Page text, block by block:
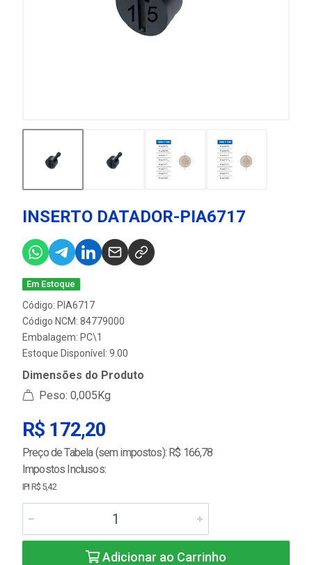
INSERTO DATADOR-PIA6717
Em Estoque
Código: PIA6717
Código NCM: 84779000
Embalagem: PC\1
Estoque Disponível: 9.00
Dimensões do Produto
Peso: 0,005Kg
R$ 172,20
Preço de Tabela (sem impostos): R$ 166,78
Impostos Inclusos:
IPI R$ 5,42
Adicionar ao Carrinho